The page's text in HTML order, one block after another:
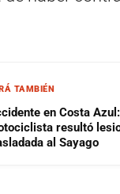
TAMBIÉN
en Costa
resultó
al Sayago